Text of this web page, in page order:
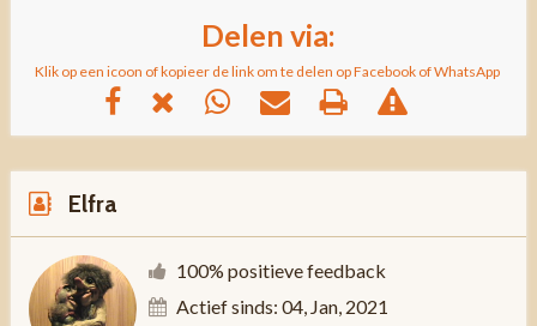
Delen via:
Klik op een icoon of kopieer de link om te delen op Facebook of WhatsApp
Elfra
100% positieve feedback
Actief sinds: 04, Jan, 2021